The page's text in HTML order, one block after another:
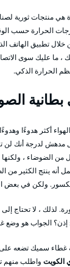
هي منتجات ثورية
درجات الحرارة حسب
تطبيق الهاتف
، ما عليك سوى
الحرارة الذكي.
أكثر هدوءًا
مدهش لدرجة أنك لن
من الضوضاء ،
أنه ينتج الكثير من
ولكن في بعض
لذلك ، لا تحتاج إلى
الجواب هو وضع
سميك تضعه على
الكويت واطلب منهم